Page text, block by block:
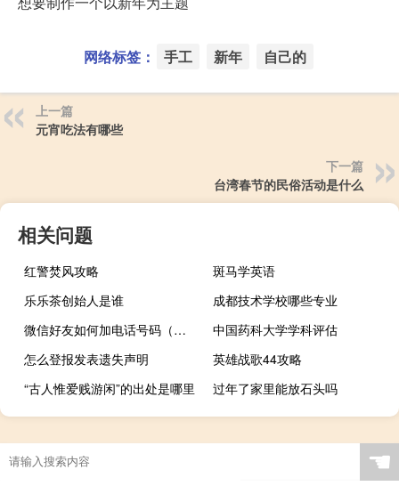
网络标签： 手工 新年 自己的
上一篇
元宵吃法有哪些
下一篇
台湾春节的民俗活动是什么
相关问题
红警焚风攻略
斑马学英语
乐乐茶创始人是谁
成都技术学校哪些专业
微信好友如何加电话号码（微信如何添加电话号码）
中国药科大学学科评估
怎么登报发表遗失声明
英雄战歌44攻略
“古人惟爱贱游闲”的出处是哪里
过年了家里能放石头吗
☚